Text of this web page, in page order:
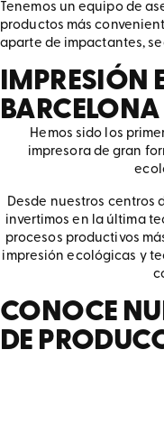
Tenemos un equipo de
productos más
aparte de impactantes,
IMPRESIÓN
Hemos sido los
impresora de gran
Desde nuestros centros
invertimos en la última
procesos productivos
impresión ecológicas y
CONOCE
DE